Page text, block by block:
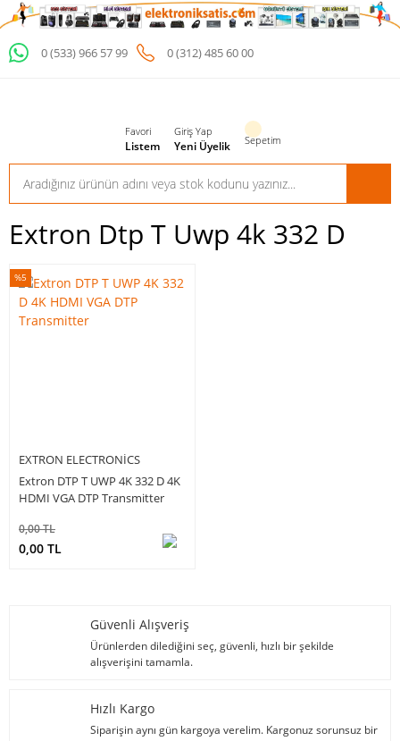
0 (533) 966 57 99 0 (312) 485 60 00
Favori
Listem
Giriş Yap
Yeni Üyelik Sepetim
Extron Dtp T Uwp 4k 332 D
EXTRON ELECTRONICS
Extron DTP T UWP 4K 332 D 4K
HDMI VGA DTP Transmitter
%5
0,00 TL
0,00 TL
Güvenli Alışveriş
Ürünlerden dilediğini seç, güvenli, hızlı bir şekilde
alışverişini tamamla.
Hızlı Kargo
Siparişin aynı gün kargoya verelim. Kargonuz sorunsuz bir